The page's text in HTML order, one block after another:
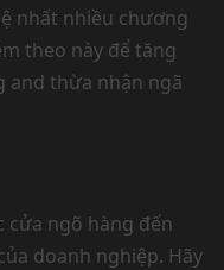
nhất nhiều chương
theo này để tăng
and thừa nhận ngã
cửa ngõ hàng đến
doanh nghiệp. Hãy